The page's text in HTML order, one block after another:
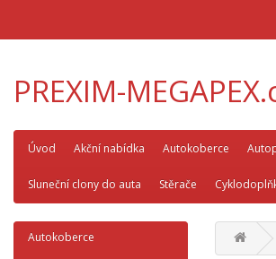
PREXIM-
Úvod Akční nabídka Autokoberce
Sluneční clony do auta Stěrače
Autokoberce